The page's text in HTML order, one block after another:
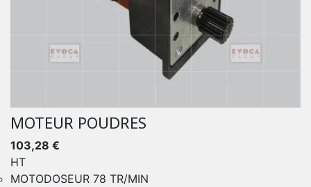
MOTEUR POUDRES
103,28 €
HT
MOTODOSEUR 78 TR/MIN